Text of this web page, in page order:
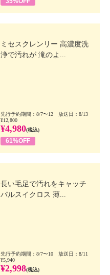
ミセスクレンリー 高濃度洗
浄で汚れが 滝のよ...
先行予約期間：8/7〜12 放送日：8/13
¥12,800
¥4,980(税込)
61%OFF
長い毛足で汚れをキャッチ
パルスイクロス 薄...
先行予約期間：8/7〜10 放送日：8/11
¥5,940
¥2,998(税込)